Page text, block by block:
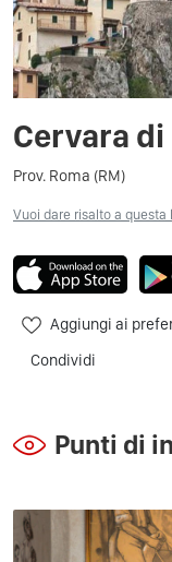
Cervara di
Prov. Roma (RM)
Vuoi dare risalto a questa
Aggiungi ai
Condividi
Punti di